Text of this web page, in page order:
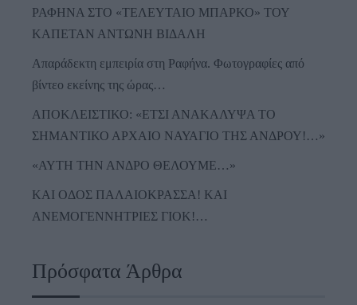
ΡΑΦΗΝΑ ΣΤΟ «ΤΕΛΕΥΤΑΙΟ ΜΠΑΡΚΟ» ΤΟΥ
ΚΑΠΕΤΑΝ ΑΝΤΩΝΗ ΒΙΔΑΛΗ
Απαράδεκτη εμπειρία στη Ραφήνα. Φωτογραφίες από
βίντεο εκείνης της ώρας…
ΑΠΟΚΛΕΙΣΤΙΚΟ: «ΕΤΣΙ ΑΝΑΚΑΛΥΨΑ ΤΟ
ΣΗΜΑΝΤΙΚΟ ΑΡΧΑΙΟ ΝΑΥΑΓΙΟ ΤΗΣ ΑΝΔΡΟΥ!…»
«ΑΥΤΗ ΤΗΝ ΑΝΔΡΟ ΘΕΛΟΥΜΕ…»
ΚΑΙ ΟΔΟΣ ΠΑΛΑIΟΚΡΑΣΣΑ! ΚΑΙ
ΑΝΕΜΟΓΕΝΝΗΤΡΙΕΣ ΓΙΟΚ!…
Πρόσφατα Άρθρα